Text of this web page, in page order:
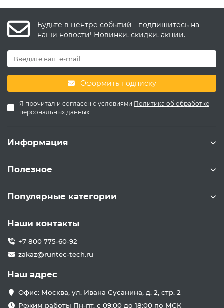
Будьте в центре событий - подпишитесь на
наши новости! Новинки, скидки, акции.
Оформить подписку
Я прочитал и согласен с условиями Политика об обработке
персональных данных
Информация
Полезное
Популярные категории
Наши контакты
+7 800 775-60-92
zakaz@runtec-tech.ru
Наш адрес
Офис: Москва, ул. Ивана Сусанина, д. 2, стр. 2
Режим работы Пн-пт. с 09:00 до 18:00 по МСК